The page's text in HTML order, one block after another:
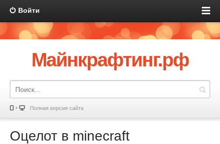
Войти
Майнкрафтинг.рф
Полная версия сайта
Оцелот в minecraft